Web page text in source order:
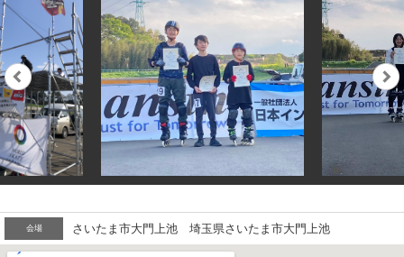
会場 さいたま市大門上池 埼玉県さいたま市大門上池